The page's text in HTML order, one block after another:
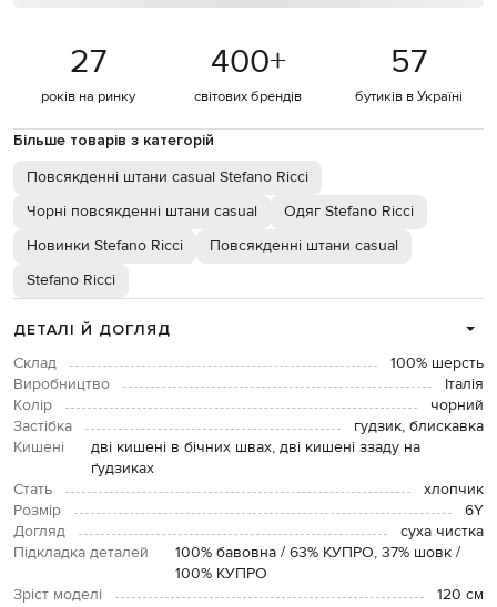
27
років на ринку
400+
світових брендів
57
бутиків в Україні
Більше товарів з категорій
Повсякденні штани casual Stefano Ricci
Чорні повсякденні штани casual
Одяг Stefano Ricci
Новинки Stefano Ricci
Повсякденні штани casual
Stefano Ricci
ДЕТАЛІ Й ДОГЛЯД
Склад
100% шерсть
Виробництво
Італія
Колір
чорний
Застібка
гудзик, блискавка
Кишені
дві кишені в бічних швах, дві кишені ззаду на
ґудзиках
Стать
хлопчик
Розмір
6Y
Догляд
суха чистка
Підкладка деталей
100% бавовна / 63% КУПРО, 37% шовк /
100% КУПРО
Зріст моделі
120 см